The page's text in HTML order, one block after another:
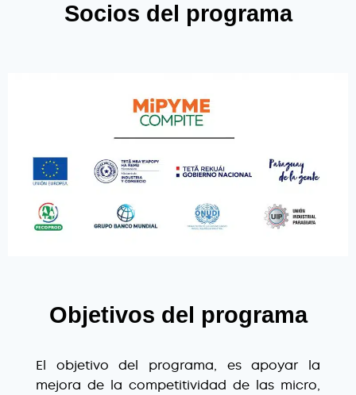
Socios del programa
Objetivos del programa
El objetivo del programa, es apoyar la
mejora de la competitividad de las micro,